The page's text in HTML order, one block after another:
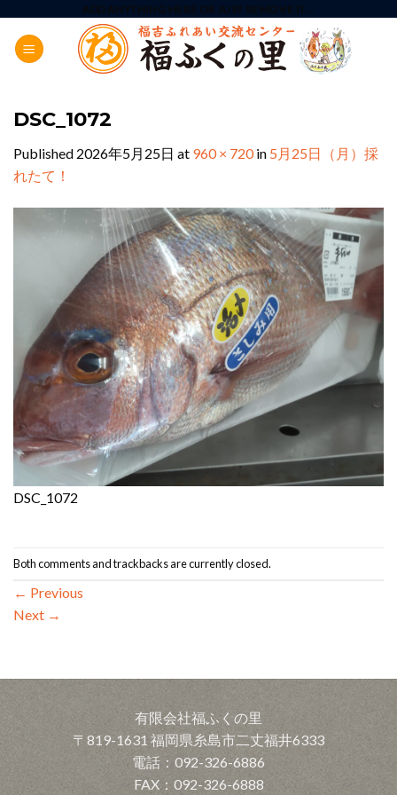
content
ADD ANYTHING HERE OR JUST REMOVE IT...
DSC_1072
Published 2026年5月25日 at 960 × 720in 5月25日（月）採
れたて！
DSC_1072
Both comments and trackbacks are currently closed.
← Previous
Next →
有限会社福ふくの里
〒819-1631 福岡県糸島市二丈福井6333
電話：092-326-6886
FAX：092-326-6888